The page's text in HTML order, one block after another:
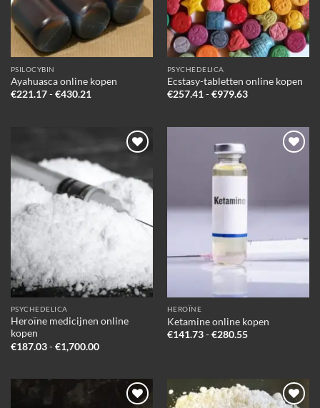
PSILOCYBIN
Ayahuasca online kopen
€221.17 - €430.21Prijsklasse:
PSYCHEDELICA
Ecstasy-tabletten online kopen
€257.41 - €979.63Prijsklasse:
wishlist
PSYCHEDELICA
Heroïne medicijnen online
kopen
€187.03 - €1,700.00Prijsklasse:
HEROÏNE
Ketamine online kopen
€141.73 - €280.55Prijsklasse: